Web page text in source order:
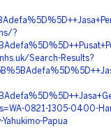
?
Search-Results?
0821-1305-0400-
Papua